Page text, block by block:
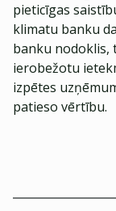
pieticīgas
klimatu banku
banku nodoklis,
ierobežotu
izpētes
patieso vērtību.